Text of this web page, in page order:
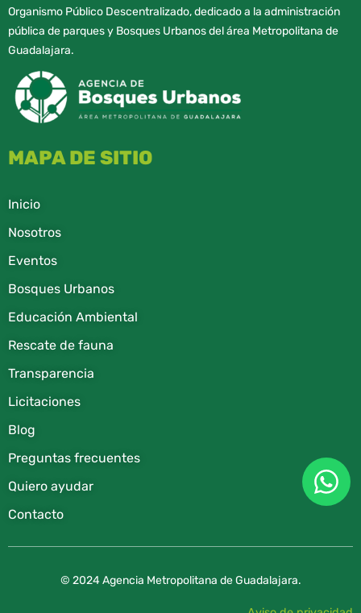
Organismo Público Descentralizado, dedicado a la administración
pública de parques y Bosques Urbanos del área Metropolitana de
Guadalajara.
MAPA DE SITIO
Inicio
Nosotros
Eventos
Bosques Urbanos
Educación Ambiental
Rescate de fauna​
Transparencia
Licitaciones
Blog
Preguntas frecuentes
Quiero ayudar
Contacto
© 2024 Agencia Metropolitana de Guadalajara.